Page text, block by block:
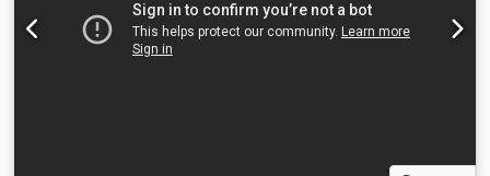
Dimensiones de la máquina (largo/ancho/alto) [mm]: 6022
/ 1556 / 2090 Sistema de control y versión del software:
NC3 Peso máximo del conjunto del molde [kg]: 3300